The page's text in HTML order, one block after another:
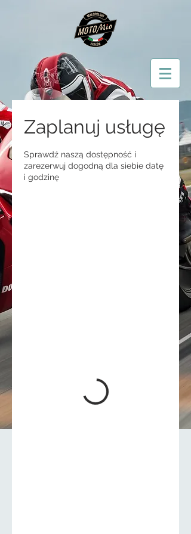
Zaplanuj usługę
Sprawdź naszą dostępność i
zarezerwuj dogodną dla siebie datę
i godzinę